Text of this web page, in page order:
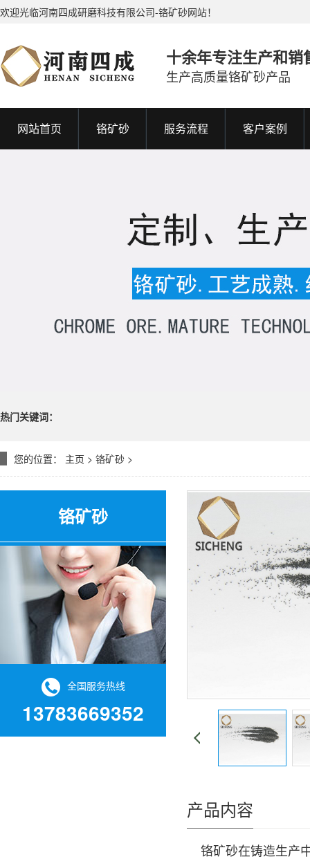
欢迎光临河南四成研磨科技有限公司-铬矿砂网站！
十余年专注生产和销
生产高质量铬矿砂产品
网站首页 铬矿砂 服务流程 客户案例
热门关键词：
您的位置： 主页 > 铬矿砂 >
铬矿砂
全国服务热线
13783669352
产品内容
铬矿砂在铸造生产